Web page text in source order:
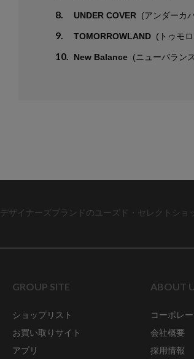
8. UNDER COVER (アンダーカ
9. TOMORROWLAND (トゥモ
10. New Balance (ニューバラン
デザイナーズブランドのユーズド・セレクトショ
GROUP SITE
ショップリスト
お買い取りサイト
アプリ
ABOUT
コーポレ
会社概要
採用情報